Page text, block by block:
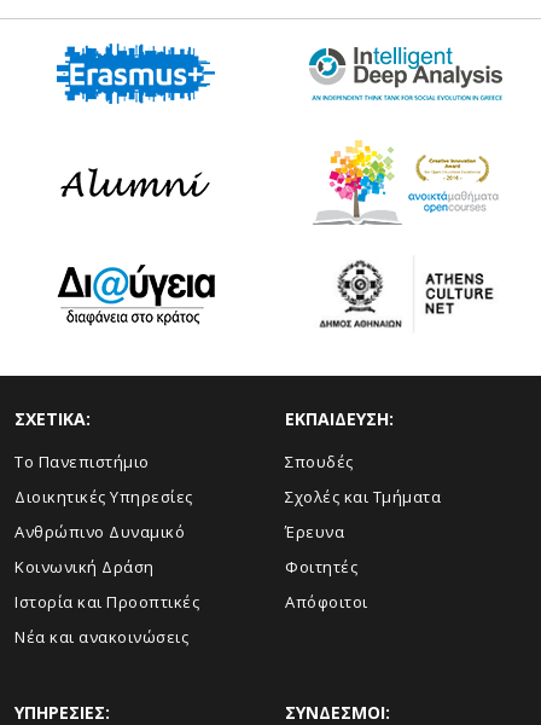
ΣΧΕΤΙΚΑ:
Το Πανεπιστήμιο
Διοικητικές Υπηρεσίες
Ανθρώπινο Δυναμικό
Κοινωνική Δράση
Ιστορία και Προοπτικές
Νέα και ανακοινώσεις
ΕΚΠΑΙΔΕΥΣΗ:
Σπουδές
Σχολές και Τμήματα
Έρευνα
Φοιτητές
Απόφοιτοι
ΥΠΗΡΕΣΙΕΣ: ΣΥΝΔΕΣΜΟΙ: